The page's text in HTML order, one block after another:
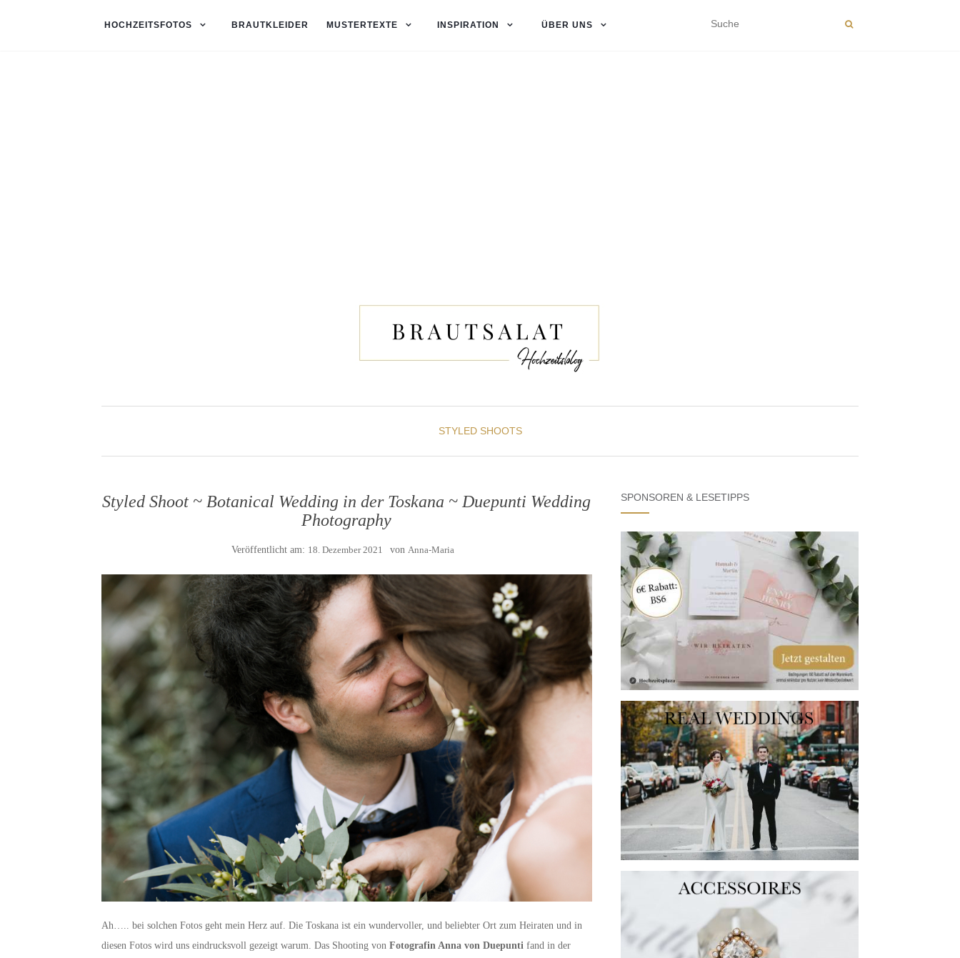
HOCHZEITSFOTOS BRAUTKLEIDER MUSTERTEXTE INSPIRATION ÜBER UNS
STYLED SHOOTS
Styled Shoot ~ Botanical Wedding in der Toskana ~ Duepunti Wedding
Photography
Veröffentlicht am: 18. Dezember 2021 vonAnna-Maria
Ah….. bei solchen Fotos geht mein Herz auf. Die Toskana ist ein wundervoller, und beliebter Ort zum Heiraten und in
diesen Fotos wird uns eindrucksvoll gezeigt warum. Das Shooting von Fotografin Anna von Duepunti fand in der
SPONSOREN & LESETIPPS